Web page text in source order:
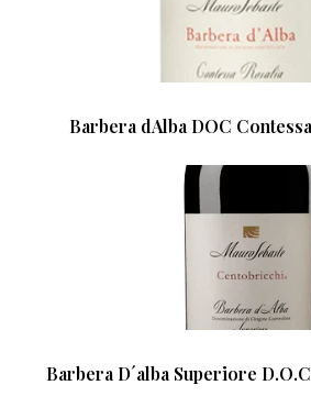
Barbera dAlba DOC
Barbera D´alba Superiore